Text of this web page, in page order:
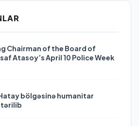
Chairman of the Board of
Atasoy’s April 10 Police Week
bölgəsinə humanitar